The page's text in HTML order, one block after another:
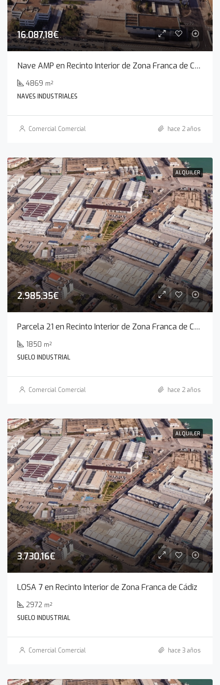
16.087,18€
Nave AMP en Recinto Interior de Zona Franca de Cádiz
4869 m²
NAVES INDUSTRIALES
Comercial Comercial hace 2 años
ALQUILER
2.985,35€
Parcela 21 en Recinto Interior de Zona Franca de Cádiz
1850 m²
SUELO INDUSTRIAL
Comercial Comercial hace 2 años
ALQUILER
3.730,16€
LOSA 7 en Recinto Interior de Zona Franca de Cádiz
2972 m²
SUELO INDUSTRIAL
Comercial Comercial hace 3 años